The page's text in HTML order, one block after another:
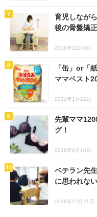
育児しなが
後の骨盤矯
2018年12月6日
「缶」or「
ママベスト
2021年1月12日
先輩ママ
グ！
2019年4月10日
ベテラン先
に思われな
2018年12月21日